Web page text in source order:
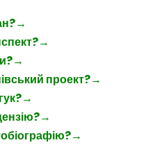
→
→
→
проект?→
→
→
→